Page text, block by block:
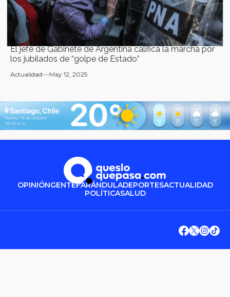
El jefe de Gabinete de Argentina califica la marcha por
los jubilados de “golpe de Estado”
Actualidad May 12, 2025
OPINIÓNGENTEFARÁNDULADEPORTESACTUALIDAD
POLÍTICASALUD